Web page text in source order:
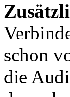
schon
die